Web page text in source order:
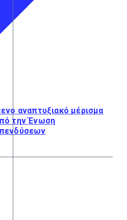
αναπτυξιακό μέρισμα
την Ένωση